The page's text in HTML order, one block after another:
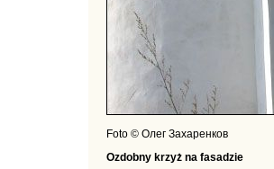
Foto © Олег Захаренков
Ozdobny krzyż na fasadzie